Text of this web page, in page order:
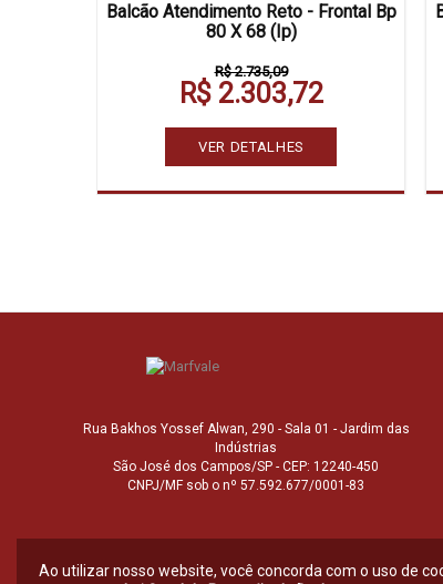
Balcão Atendimento Reto - Frontal Bp
80 X 68 (Ip)
R$ 2.735,09
R$ 2.303,72
VER DETALHES
Rua Bakhos Yossef Alwan, 290 - Sala 01 - Jardim das
Indústrias
São José dos Campos/SP - CEP: 12240-450
CNPJ/MF sob o nº 57.592.677/0001-83
Ao utilizar nosso website, você concorda com o uso de